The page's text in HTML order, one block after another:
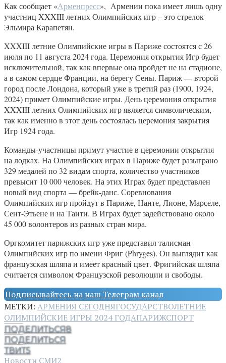
Как сообщает «Арменпресс», Армении пока имеет лишь одну
участниц XXXIII летних Олимпийских игр – это стрелок
Эльмира Карапетян.
XXXIII летние Олимпийские игры в Париже состоятся с 26
июля по 11 августа 2024 года. Церемония открытия Игр будет
исключительной, так как впервые она пройдет не на стадионе,
а в самом сердце Франции, на берегу Сены. Париж — второй
город после Лондона, который уже в третий раз (1900, 1924,
2024) примет Олимпийские игры. День церемония открытия
XXXIII летних Олимпийских игр является символическим,
так как именно в этот день состоялась церемония закрытия
Игр 1924 года.
Команды-участницы примут участие в церемонии открытия
на лодках. На Олимпийских играх в Париже будет разыграно
329 медалей по 32 видам спорта, количество участников
превысит 10 000 человек. На этих Играх будет представлен
новый вид спорта — брейк-данс. Соревнования
Олимпийских игр пройдут в Париже, Нанте, Лионе, Марселе,
Сент-Этьене и на Таити. В Играх будет задействовано около
45 000 волонтеров из разных стран мира.
Оргкомитет парижских игр уже представил талисман
Олимпийских игр по имени Фриг (Phryges). Он выглядит как
французская шляпа и имеет красный цвет. Фригийская шляпа
считается символом Французской революции и свободы.
Подписывайтесь на наш Телеграм канал
МЕТКИ: АРМЕНИЯ СЕГОДНЯГОСУДАРСТВОЛЕТНИЕ
ОЛИМПИЙСКИЕ ИГРЫ 2024 ГОДАПАРИЖСПОРТ
ПОДЕЛИТЬСЯ8
ПОДЕЛИТЬСЯ
ТВИТ5
Новости СМИ2